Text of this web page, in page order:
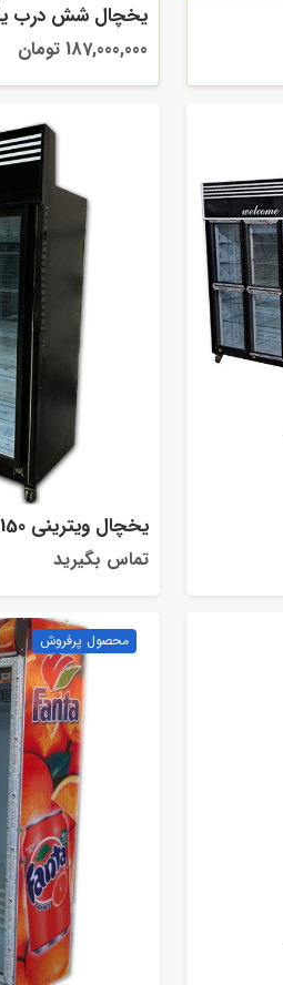
یخچال شش درب
187,000,000 تومان
یخچال ویترینی 150 سانتی
تماس بگیرید